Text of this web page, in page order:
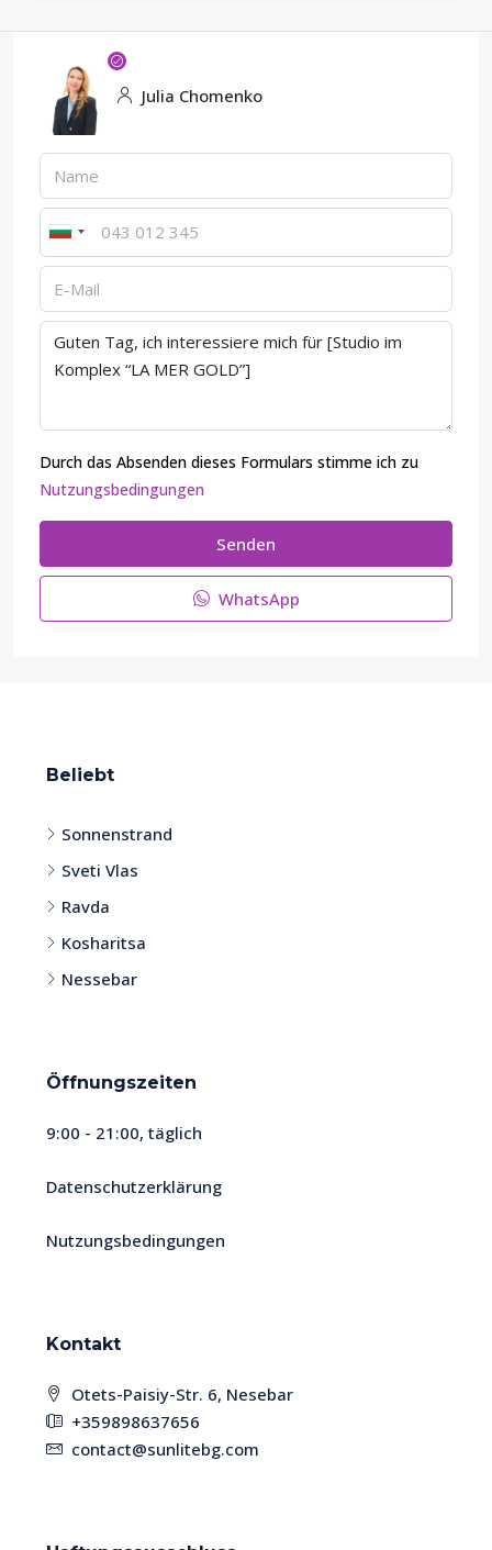
Julia Chomenko
Durch das Absenden dieses Formulars stimme ich zu
Nutzungsbedingungen
Senden
WhatsApp
Beliebt
Sonnenstrand
Sveti Vlas
Ravda
Kosharitsa
Nessebar
Öffnungszeiten
9:00 - 21:00, täglich
Datenschutzerklärung
Nutzungsbedingungen
Kontakt
Otets-Paisiy-Str. 6, Nesebar
+359898637656
contact@sunlitebg.com